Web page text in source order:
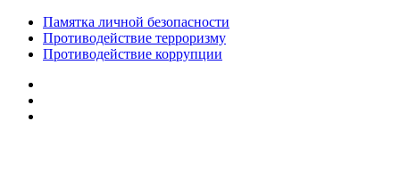
Памятка личной безопасности
Противодействие терроризму
Противодействие коррупции